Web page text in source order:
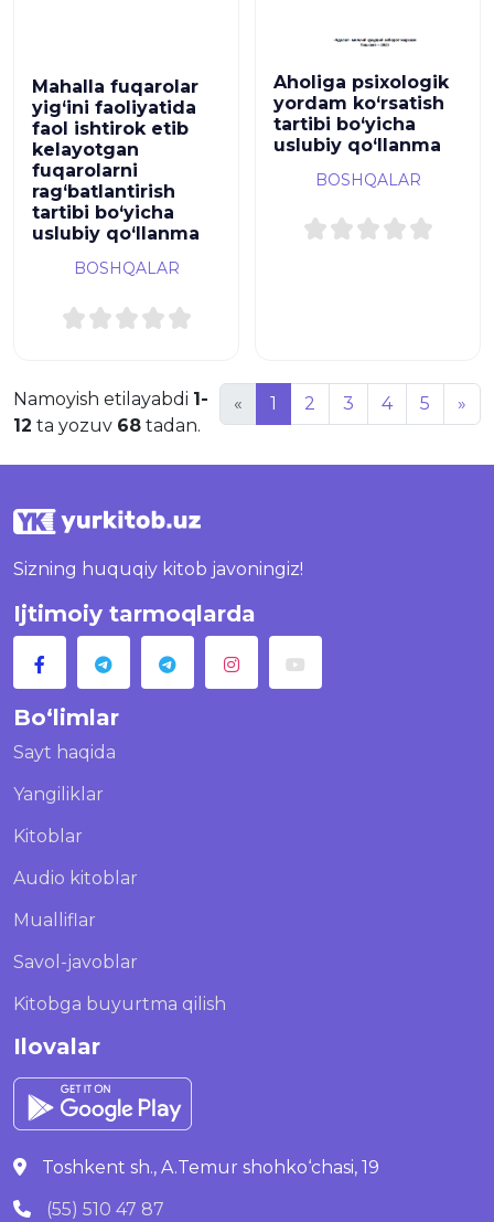
Mahalla fuqarolar
yig‘ini faoliyatida
faol ishtirok etib
kelayotgan
fuqarolarni
rag‘batlantirish
tartibi bo‘yicha
uslubiy qo‘llanma
BOSHQALAR
Aholiga psixologik
yordam ko‘rsatish
tartibi bo‘yicha
uslubiy qo‘llanma
BOSHQALAR
Namoyish etilayabdi 1-
12 ta yozuv 68 tadan.
« 1 2 3 4 5 »
Sizning huquqiy kitob javoningiz!
Ijtimoiy tarmoqlarda
Bo‘limlar
Sayt haqida
Yangiliklar
Kitoblar
Audio kitoblar
Mualliflar
Savol-javoblar
Kitobga buyurtma qilish
Ilovalar
Toshkent sh., A.Temur shohko‘chasi, 19
(55) 510 47 87